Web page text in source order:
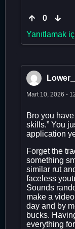
0
Yanıtlamak
Mart 10, 2026 -
Bro you
skills.” You
application
Forget the
something
similar rut
faceless
Sounds
make a
day and by
bucks.
everything